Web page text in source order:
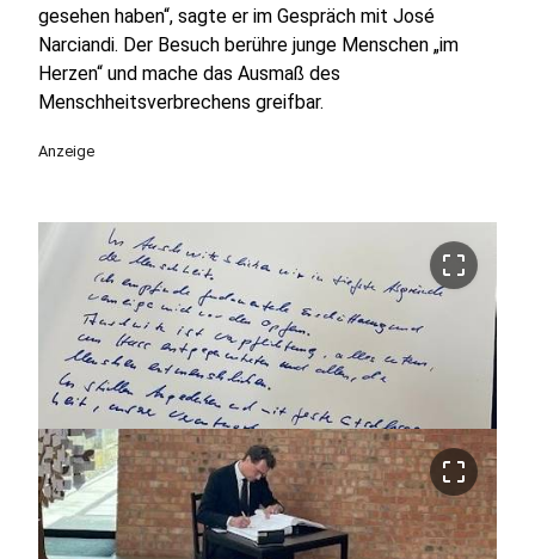
gesehen haben“, sagte er im Gespräch mit José
Narciandi. Der Besuch berühre junge Menschen „im
Herzen“ und mache das Ausmaß des
Menschheitsverbrechens greifbar.
Anzeige
crop_free
crop_free